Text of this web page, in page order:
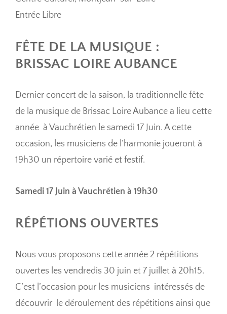
Entrée Libre
FÊTE DE LA MUSIQUE :
BRISSAC LOIRE AUBANCE
Dernier concert de la saison, la traditionnelle fête
de la musique de Brissac Loire Aubance a lieu cette
année à Vauchrétien le samedi 17 Juin. A cette
occasion, les musiciens de l’harmonie joueront à
19h30 un répertoire varié et festif.
Samedi 17 Juin à Vauchrétien à 19h30
RÉPÉTIONS OUVERTES
Nous vous proposons cette année 2 répétitions
ouvertes les vendredis 30 juin et 7 juillet à 20h15.
C’est l’occasion pour les musiciens intéressés de
découvrir le déroulement des répétitions ainsi que